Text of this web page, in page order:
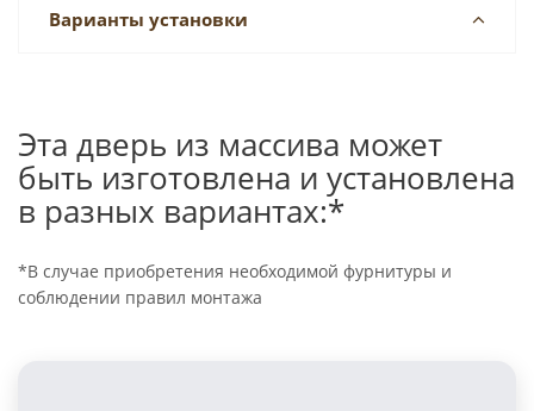
Варианты установки
Эта дверь из массива может
быть изготовлена и установлена
в разных вариантах:*
*В случае приобретения необходимой фурнитуры и
соблюдении правил монтажа